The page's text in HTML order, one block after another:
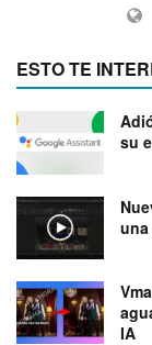
ESTO TE
su
IA